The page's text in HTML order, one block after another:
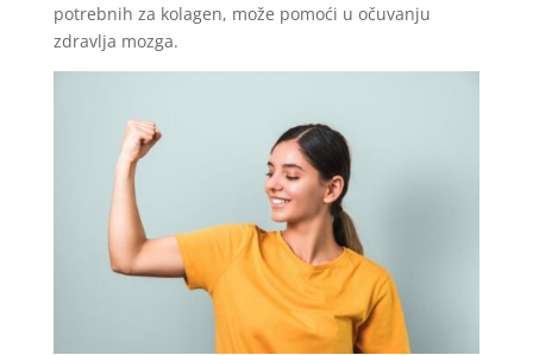
potrebnih za kolagen, može pomoći u očuvanju
zdravlja mozga.